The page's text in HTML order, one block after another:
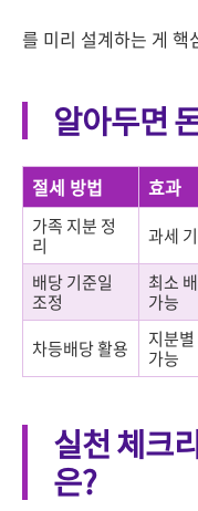
를 미리 설계하는 게 핵
알아두면
절세 방법 효과
가족 지분 정
리
과세
배당 기준일
조정
최소
가능
차등배당 활용
지분
가능
실천 체크
은?